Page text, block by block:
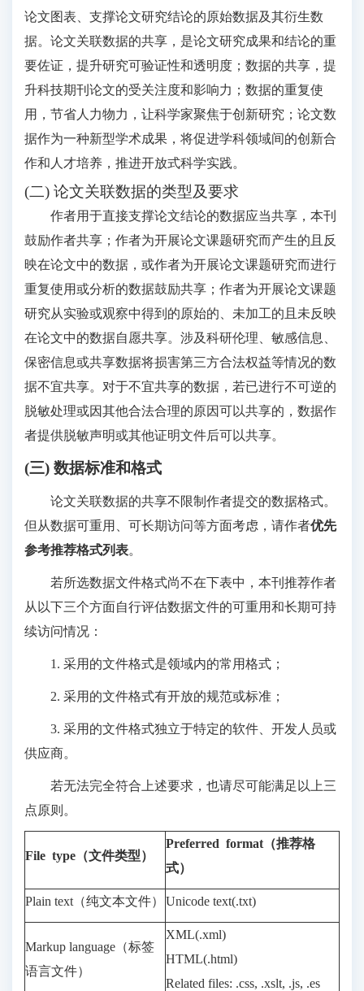
论文图表、支撑论文研究结论的原始数据及其衍生数
据。论文关联数据的共享，是论文研究成果和结论的重
要佐证，提升研究可验证性和透明度；数据的共享，提
升科技期刊论文的受关注度和影响力；数据的重复使
用，节省人力物力，让科学家聚焦于创新研究；论文数
据作为一种新型学术成果，将促进学科领域间的创新合
作和人才培养，推进开放式科学实践。
(二) 论文关联数据的类型及要求
作者用于直接支撑论文结论的数据应当共享，本刊
鼓励作者共享；作者为开展论文课题研究而产生的且反
映在论文中的数据，或作者为开展论文课题研究而进行
重复使用或分析的数据鼓励共享；作者为开展论文课题
研究从实验或观察中得到的原始的、未加工的且未反映
在论文中的数据自愿共享。涉及科研伦理、敏感信息、
保密信息或共享数据将损害第三方合法权益等情况的数
据不宜共享。对于不宜共享的数据，若已进行不可逆的
脱敏处理或因其他合法合理的原因可以共享的，数据作
者提供脱敏声明或其他证明文件后可以共享。
(三) 数据标准和格式
论文关联数据的共享不限制作者提交的数据格式。
但从数据可重用、可长期访问等方面考虑，请作者优先
参考推荐格式列表。
若所选数据文件格式尚不在下表中，本刊推荐作者
从以下三个方面自行评估数据文件的可重用和长期可持
续访问情况：
1. 采用的文件格式是领域内的常用格式；
2. 采用的文件格式有开放的规范或标准；
3. 采用的文件格式独立于特定的软件、开发人员或
供应商。
若无法完全符合上述要求，也请尽可能满足以上三
点原则。
File type（文件类型）
Preferred format（推荐格
式）
Plain text（纯文本文件） Unicode text(.txt)
Markup language（标签
语言文件）
XML(.xml)
HTML(.html)
Related files: .css, .xslt, .js, .es